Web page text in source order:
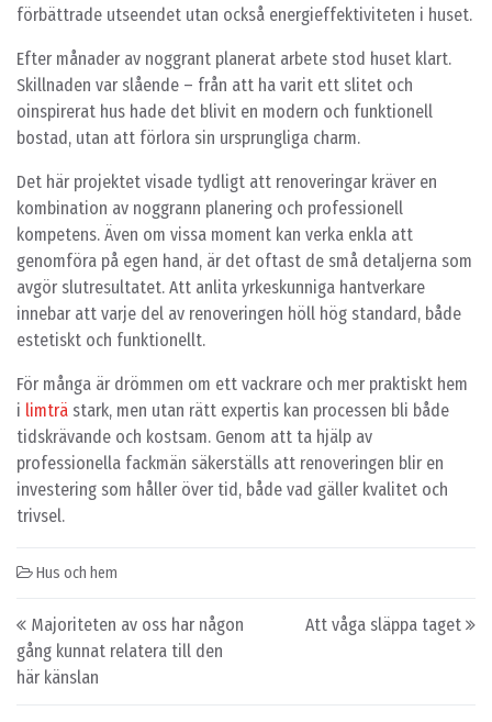
förbättrade utseendet utan också energieffektiviteten i huset.
Efter månader av noggrant planerat arbete stod huset klart.
Skillnaden var slående – från att ha varit ett slitet och
oinspirerat hus hade det blivit en modern och funktionell
bostad, utan att förlora sin ursprungliga charm.
Det här projektet visade tydligt att renoveringar kräver en
kombination av noggrann planering och professionell
kompetens. Även om vissa moment kan verka enkla att
genomföra på egen hand, är det oftast de små detaljerna som
avgör slutresultatet. Att anlita yrkeskunniga hantverkare
innebar att varje del av renoveringen höll hög standard, både
estetiskt och funktionellt.
För många är drömmen om ett vackrare och mer praktiskt hem
i limträ stark, men utan rätt expertis kan processen bli både
tidskrävande och kostsam. Genom att ta hjälp av
professionella fackmän säkerställs att renoveringen blir en
investering som håller över tid, både vad gäller kvalitet och
trivsel.
Hus och hem
Post navigation
Majoriteten av oss har någon
gång kunnat relatera till den
här känslan
Att våga släppa taget